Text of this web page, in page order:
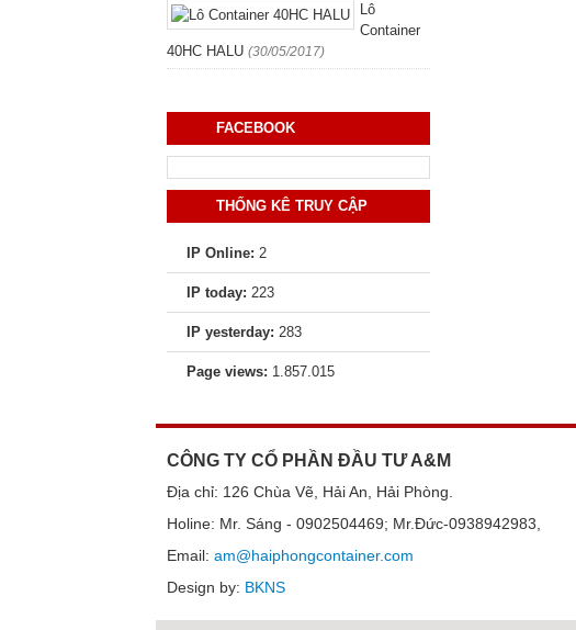
Lô
Container
40HC HALU (30/05/2017)
FACEBOOK
THỐNG KÊ TRUY CẬP
IP Online: 2
IP today: 223
IP yesterday: 283
Page views: 1.857.015
CÔNG TY CỔ PHẦN ĐẦU TƯ A&M
Địa chỉ: 126 Chùa Vẽ, Hải An, Hải Phòng.
Holine: Mr. Sáng - 0902504469; Mr.Đức-0938942983,
Email: am@haiphongcontainer.com
Design by: BKNS